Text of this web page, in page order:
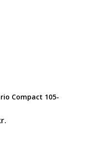
Compact 105-